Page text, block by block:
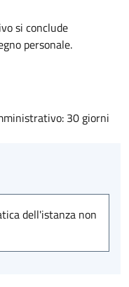
si conclude
personale.
30 giorni
dell'istanza non